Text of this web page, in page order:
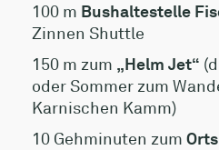
100 m Bushaltestelle
Zinnen Shuttle
150 m zum „Helm Jet“
oder Sommer zum
Karnischen Kamm)
10 Gehminuten zum